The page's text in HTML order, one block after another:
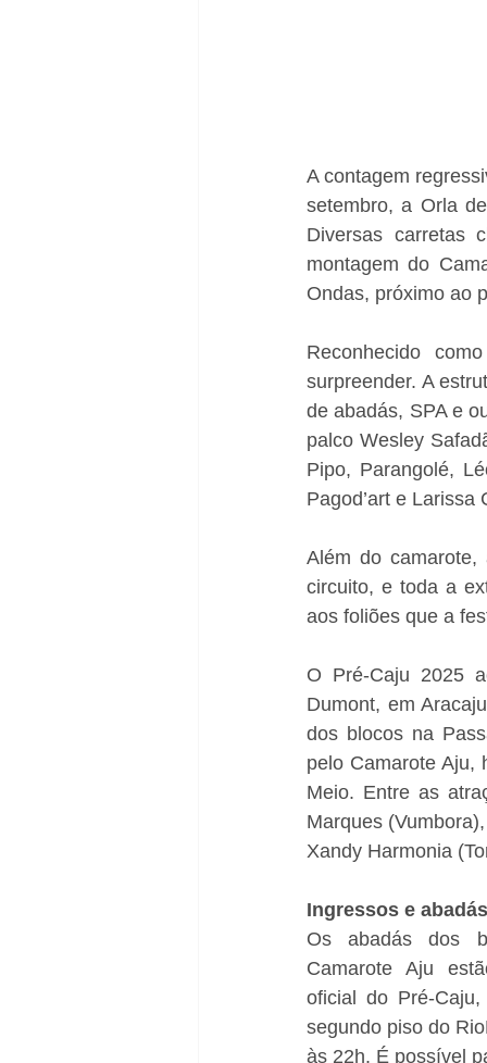
A contagem
setembro, a Orla
Diversas carretas
montagem do
Ondas, próximo ao
Reconhecido
surpreender. A
de abadás, SPA e
palco Wesley
Pipo, Parangolé,
Pagod’art e Larissa
Além do
circuito, e toda a
aos foliões que a
O Pré-Caju 2025
Dumont, em
dos blocos na
pelo Camarote Aju,
Meio. Entre as
Marques
Xandy Harmonia
Ingressos e abadás
Os abadás dos
Camarote Aju
oficial do Pré-
segundo piso do
às 22h. É possível